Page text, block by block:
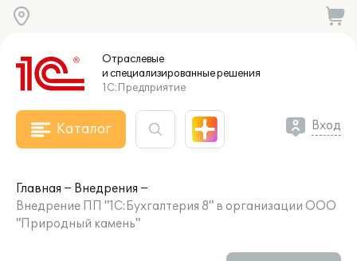
Отраслевые
и специализированныерешения
1С:Предприятие
Каталог Вход
Главная
Внедрения
Внедрение ПП "1С:Бухгалтерия 8" в организации ООО
"Природный камень"